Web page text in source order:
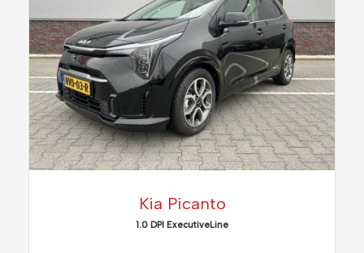
Kia Picanto
1.0 DPI ExecutiveLine